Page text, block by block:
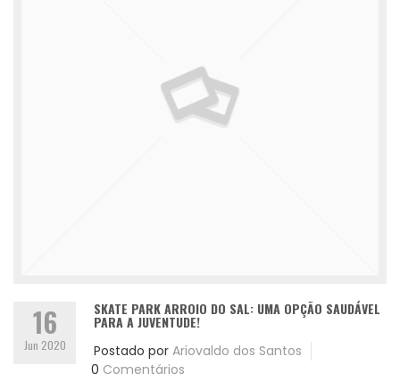
16
Jun 2020
SKATE PARK ARROIO DO SAL: UMA OPÇÃO SAUDÁVEL
PARA A JUVENTUDE!
Postado por Ariovaldo dos Santos
0 Comentários